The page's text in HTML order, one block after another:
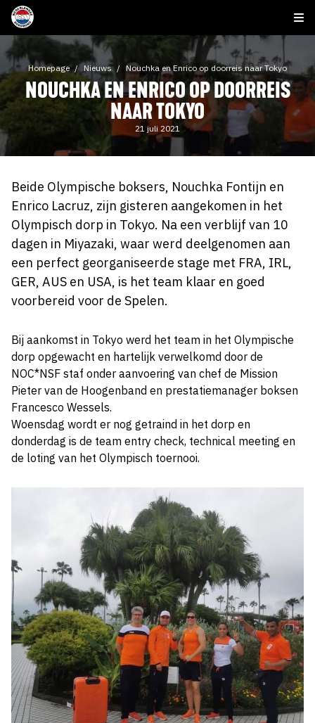
Homepage Nieuws Nouchka en Enrico op doorreis naar Tokyo
NOUCHKA EN ENRICO OP DOORREIS
NAAR TOKYO
21 juli 2021
Beide Olympische boksers, Nouchka Fontijn en
Enrico Lacruz, zijn gisteren aangekomen in het
Olympisch dorp in Tokyo. Na een verblijf van 10
dagen in Miyazaki, waar werd deelgenomen aan
een perfect georganiseerde stage met FRA, IRL,
GER, AUS en USA, is het team klaar en goed
voorbereid voor de Spelen.
Bij aankomst in Tokyo werd het team in het Olympische
dorp opgewacht en hartelijk verwelkomd door de
NOC*NSF staf onder aanvoering van chef de Mission
Pieter van de Hoogenband en prestatiemanager boksen
Francesco Wessels.
Woensdag wordt er nog getraind in het dorp en
donderdag is de team entry check, technical meeting en
de loting van het Olympisch toernooi.